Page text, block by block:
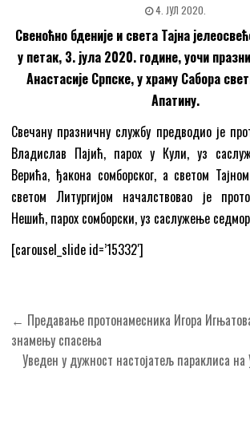
4. ЈУЛ 2020.
Свеноћно бденије и света Тајна
у петак, 3. јула 2020. године, уочи
Анастасије Српске, у храму Сабора
Апатину.
Свечану празничну службу предводио је
Владислав Пајић, парох у Кули, уз
Верића, ђакона сомборског, а светом
светом Литургијом началствовао је
Нешић, парох сомборски, уз саслужење
[carousel_slide id=’15332′]
Кретање
чланка
← Предавање протонамесника Игора
знамењу спасења
Уведен у дужност настојатељ параклиса на